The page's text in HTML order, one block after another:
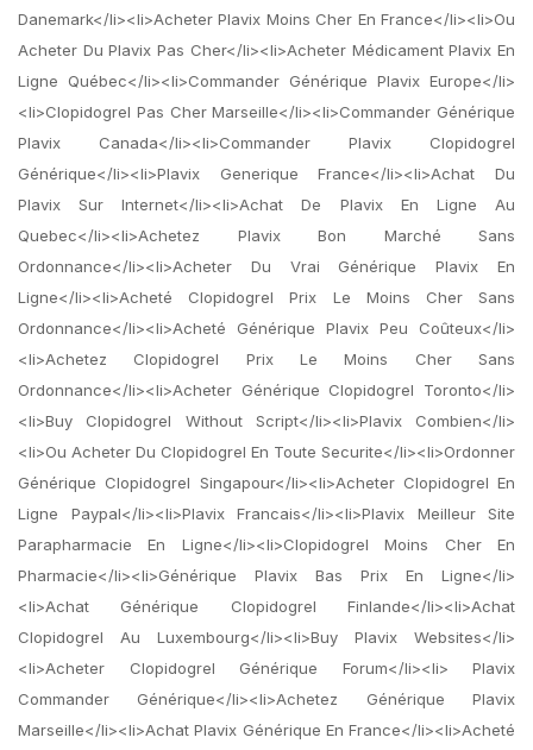
Danemark</li><li>Acheter Plavix Moins Cher En France</li><li>Ou
Acheter Du Plavix Pas Cher</li><li>Acheter Médicament Plavix En
Ligne Québec</li><li>Commander Générique Plavix Europe</li>
<li>Clopidogrel Pas Cher Marseille</li><li>Commander Générique
Plavix Canada</li><li>Commander Plavix Clopidogrel
Générique</li><li>Plavix Generique France</li><li>Achat Du
Plavix Sur Internet</li><li>Achat De Plavix En Ligne Au
Quebec</li><li>Achetez Plavix Bon Marché Sans
Ordonnance</li><li>Acheter Du Vrai Générique Plavix En
Ligne</li><li>Acheté Clopidogrel Prix Le Moins Cher Sans
Ordonnance</li><li>Acheté Générique Plavix Peu Coûteux</li>
<li>Achetez Clopidogrel Prix Le Moins Cher Sans
Ordonnance</li><li>Acheter Générique Clopidogrel Toronto</li>
<li>Buy Clopidogrel Without Script</li><li>Plavix Combien</li>
<li>Ou Acheter Du Clopidogrel En Toute Securite</li><li>Ordonner
Générique Clopidogrel Singapour</li><li>Acheter Clopidogrel En
Ligne Paypal</li><li>Plavix Francais</li><li>Plavix Meilleur Site
Parapharmacie En Ligne</li><li>Clopidogrel Moins Cher En
Pharmacie</li><li>Générique Plavix Bas Prix En Ligne</li>
<li>Achat Générique Clopidogrel Finlande</li><li>Achat
Clopidogrel Au Luxembourg</li><li>Buy Plavix Websites</li>
<li>Acheter Clopidogrel Générique Forum</li><li> Plavix
Commander Générique</li><li>Achetez Générique Plavix
Marseille</li><li>Achat Plavix Générique En France</li><li>Acheté